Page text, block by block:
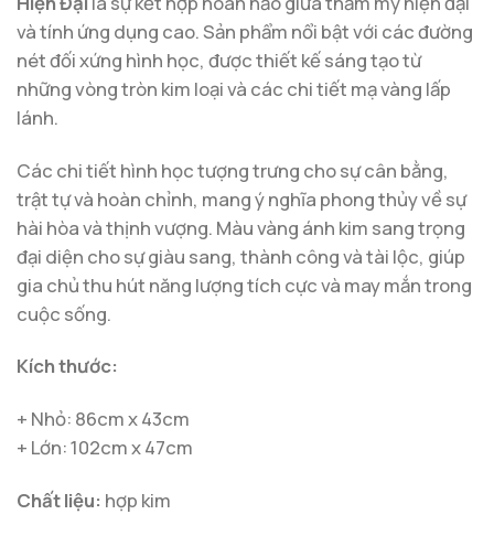
và tính ứng dụng cao. Sản phẩm nổi bật với các đường
nét đối xứng hình học, được thiết kế sáng tạo từ
những vòng tròn kim loại và các chi tiết mạ vàng lấp
lánh.
Các chi tiết hình học tượng trưng cho sự cân bằng,
trật tự và hoàn chỉnh, mang ý nghĩa phong thủy về sự
hài hòa và thịnh vượng. Màu vàng ánh kim sang trọng
đại diện cho sự giàu sang, thành công và tài lộc, giúp
gia chủ thu hút năng lượng tích cực và may mắn trong
cuộc sống.
Kích thước:
+ Nhỏ: 86cm x 43cm
+ Lớn: 102cm x 47cm
Chất liệu: hợp kim